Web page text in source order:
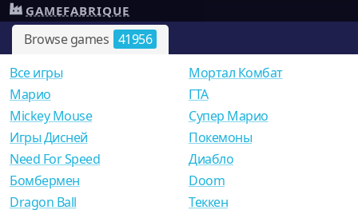
Browse games 41956
GAMEFABRIQUE
Все игры
Mарио
Mickey Mouse
Игры Дисней
Need For Speed
Мортал Комбат
ГТА
Супер Марио
Покемоны
Диабло
Бомбермен
Dragon Ball
Doom
Теккен